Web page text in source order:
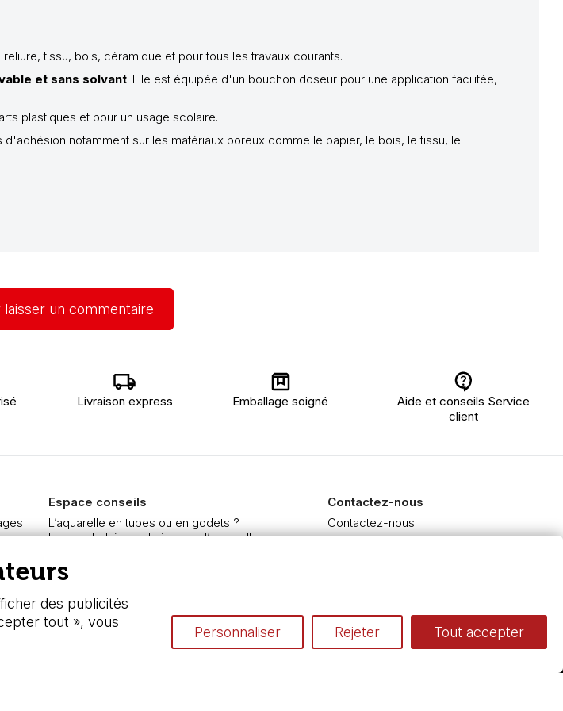
tissu, bois, céramique et pour tous les travaux courants.
et sans solvant. Elle est équipée d'un bouchon doseur pour une application facilitée,
plastiques et pour un usage scolaire.
notamment sur les matériaux poreux comme le papier, le bois, le tissu, le
un commentaire
Livraison express Emballage soigné
Aide et conseils Service
client
Espace conseils
L’aquarelle en tubes ou en godets ?
Le vocabulaire technique de l’aquarelle
Préparer une toile pour peinture à l'huile et acrylique
Nettoyage et entretien des pinceaux
Contactez-nous
Contactez-nous
des publicités
tout », vous
Personnaliser Rejeter Tout accepter